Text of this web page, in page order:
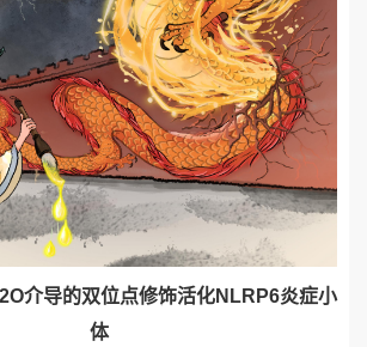
介导的双位点修饰活化NLRP6炎症小
体